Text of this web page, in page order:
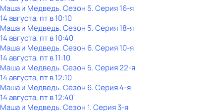
Маша и Медведь. Сезон 5. Серия 16-я
14 августа, пт в 10:10
Маша и Медведь. Сезон 5. Серия 18-я
14 августа, пт в 10:40
Маша и Медведь. Сезон 6. Серия 10-я
14 августа, пт в 11:10
Маша и Медведь. Сезон 5. Серия 22-я
14 августа, пт в 12:10
Маша и Медведь. Сезон 6. Серия 4-я
14 августа, пт в 12:40
Маша и Медведь. Сезон 1. Серия 3-я